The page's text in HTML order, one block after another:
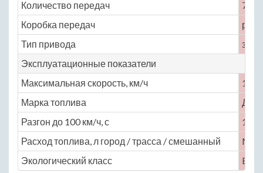
Количество передач
7
Коробка передач
Тип привода
Эксплуатационные показатели
Максимальная скорость, км/ч
160
Марка топлива
ДТ
Разгон до 100 км/ч, с
12.7
Расход топлива, л город / трасса / смешанный
No
Экологический класс
Euro